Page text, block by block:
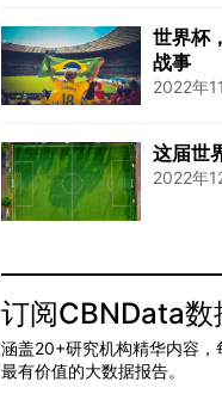
世界杯
战事
2022年
这届世
2022年
订阅CBNData数
涵盖20+研究机构精华内容，
最有价值的大数据报告。